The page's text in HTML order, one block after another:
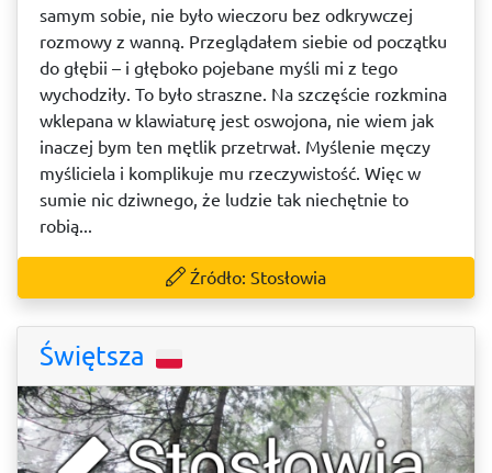
samym sobie, nie było wieczoru bez odkrywczej
rozmowy z wanną. Przeglądałem siebie od początku
do głębii – i głęboko pojebane myśli mi z tego
wychodziły. To było straszne. Na szczęście rozkmina
wklepana w klawiaturę jest oswojona, nie wiem jak
inaczej bym ten mętlik przetrwał. Myślenie męczy
myśliciela i komplikuje mu rzeczywistość. Więc w
sumie nic dziwnego, że ludzie tak niechętnie to
robią...
Źródło: Stosłowia
Świętsza